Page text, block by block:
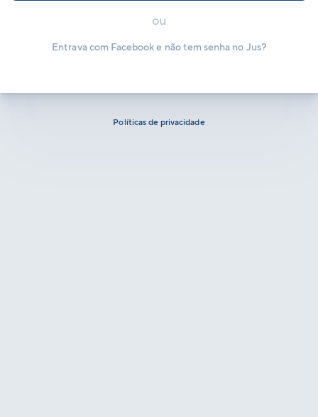
ou
Entrava com Facebook e não tem senha no Jus?
Políticas de privacidade